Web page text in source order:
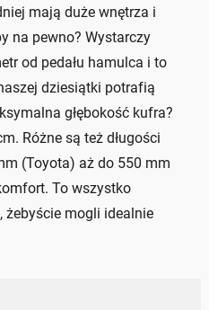
mają duże wnętrza i
na pewno? Wystarczy
od pedału hamulca i to
dziesiątki potrafią
głębokość kufra?
Różne są też długości
(Toyota) aż do 550 mm
To wszystko
żebyście mogli idealnie